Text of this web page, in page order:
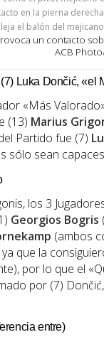
un contacto
ACB
Luka Dončić, «el
«Más
(13) Marius
Partido fue (7)
sólo sean
los 3
Georgios Bogris
(ambos
que la
por lo que el
por (7)
entre)